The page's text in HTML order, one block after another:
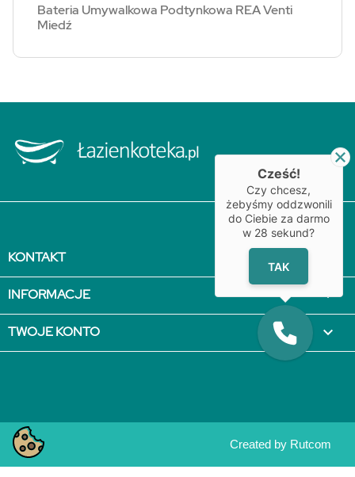
Bateria Umywalkowa Podtynkowa REA Venti
Miedź
KONTAKT
INFORMACJE 
TWOJE KONTO 
Created by Rutcom
Cześć!
Czy chcesz,
żebyśmy oddzwonili
do Ciebie za darmo
w 28 sekund?
TAK